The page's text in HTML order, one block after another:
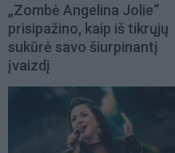
„Zombė Angelina Jolie“
prisipažino, kaip iš tikrųjų
sukūrė savo šiurpinantį
įvaizdį